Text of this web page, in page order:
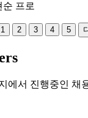
프로
1 2 3 4 5
에서 진행중인 채